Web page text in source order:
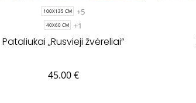
100X135 CM +5
40X60 CM +1
Pataliukai „Rusvieji žvėreliai“
45.00€